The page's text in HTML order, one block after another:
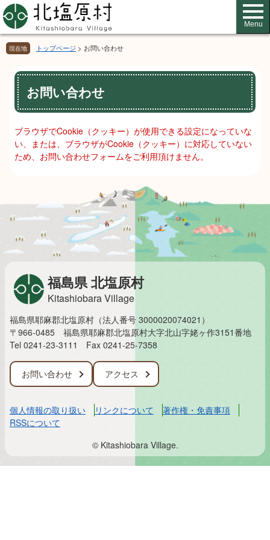
ペ
ー
ジ
の
先
メ
ニ
ュ
ー
を
Menu
現在地 トップページ > お問い合わせ
本
文
お問い合わせ
ブラウザでCookie（クッキー）が使用できる設定になっていな
い、または、ブラウザがCookie（クッキー）に対応していない
ため、お問い合わせフォームをご利用頂けません。
福島県 北塩原村
Kitashiobara Village
福島県耶麻郡北塩原村（法人番号 3000020074021）
〒966-0485 福島県耶麻郡北塩原村大字北山字姥ヶ作3151番地
Tel 0241-23-3111 Fax 0241-25-7358
お問い合わせ アクセス
個人情報の取り扱い リンクについて
著作権・免責事項
RSSについて
© Kitashiobara Village.